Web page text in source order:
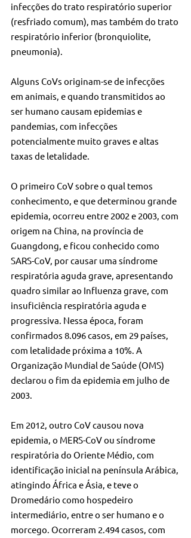
infecções do trato respiratório superior
(resfriado comum), mas também do trato
respiratório inferior (bronquiolite,
pneumonia).
Alguns CoVs originam-se de infecções
em animais, e quando transmitidos ao
ser humano causam epidemias e
pandemias, com infecções
potencialmente muito graves e altas
taxas de letalidade.
O primeiro CoV sobre o qual temos
conhecimento, e que determinou grande
epidemia, ocorreu entre 2002 e 2003, com
origem na China, na província de
Guangdong, e ficou conhecido como
SARS-CoV, por causar uma síndrome
respiratória aguda grave, apresentando
quadro similar ao Influenza grave, com
insuficiência respiratória aguda e
progressiva. Nessa época, foram
confirmados 8.096 casos, em 29 países,
com letalidade próxima a 10%. A
Organização Mundial de Saúde (OMS)
declarou o fim da epidemia em julho de
2003.
Em 2012, outro CoV causou nova
epidemia, o MERS-CoV ou síndrome
respiratória do Oriente Médio, com
identificação inicial na península Arábica,
atingindo África e Ásia, e teve o
Dromedário como hospedeiro
intermediário, entre o ser humano e o
morcego. Ocorreram 2.494 casos, com